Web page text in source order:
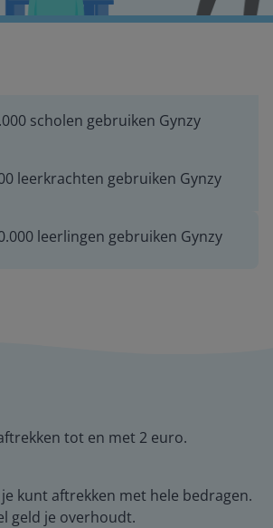
scholen gebruiken Gynzy
leerkrachten gebruiken Gynzy
leerlingen gebruiken Gynzy
tot en met 2 euro.
kunt aftrekken met hele bedragen.
geld je overhoudt.